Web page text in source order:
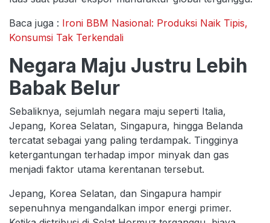
Baca juga : Ironi BBM Nasional: Produksi Naik Tipis,
Konsumsi Tak Terkendali
Negara Maju Justru Lebih
Babak Belur
Sebaliknya, sejumlah negara maju seperti Italia,
Jepang, Korea Selatan, Singapura, hingga Belanda
tercatat sebagai yang paling terdampak. Tingginya
ketergantungan terhadap impor minyak dan gas
menjadi faktor utama kerentanan tersebut.
Jepang, Korea Selatan, dan Singapura hampir
sepenuhnya mengandalkan impor energi primer.